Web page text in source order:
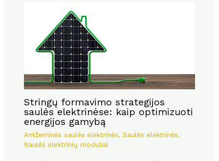
Stringų formavimo strategijos
saulės elektrinėse: kaip optimizuoti
energijos gamybą
Antžeminės saulės elektrinės, Saulės elektrinės,
Saulės elektrinių moduliai